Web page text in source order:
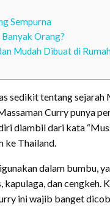
Sempurna
Orang?
Mudah Dibuat di
sedikit tentang sejarah
Curry punya
diambil dari kata
ke Thailand.
dalam bumbu,
dan cengkeh.
ini wajib banget